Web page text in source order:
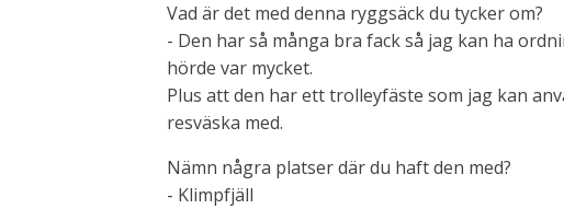
Vad är det med denna ryggsäck du tycker om?
- Den har så många bra fack så jag kan ha
hörde var mycket.
Plus att den har ett trolleyfäste som jag kan
resväska med.
Nämn några platser där du haft den med?
- Klimpfjäll